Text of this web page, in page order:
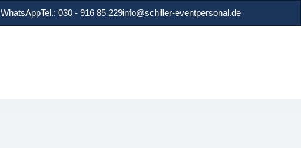
info@schiller-eventpersonal.de
Tel.: 030 - 916 85 229
WhatsApp